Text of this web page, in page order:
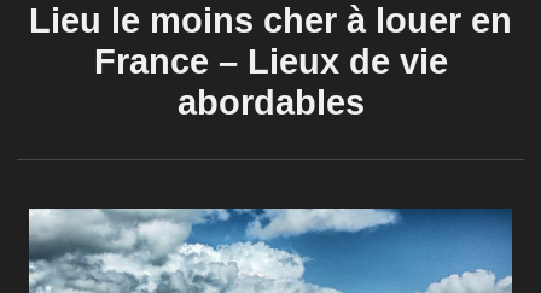
Lieu le moins cher à louer en
France – Lieux de vie
abordables